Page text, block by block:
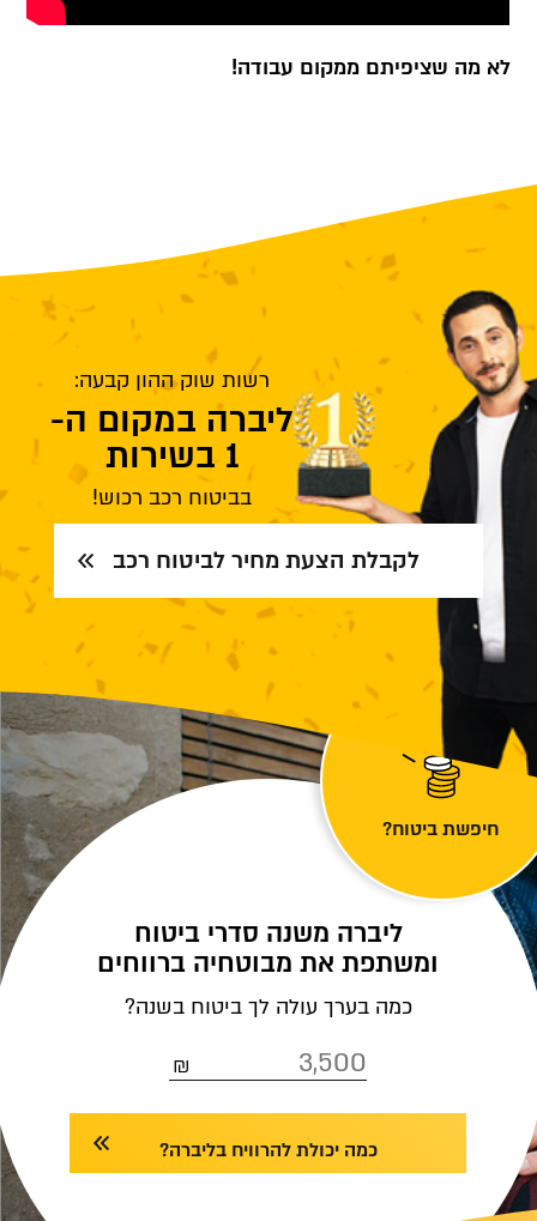
לא מה שציפיתם ממקום עבודה!
רשות שוק ההון קבעה:
ליברה במקום ה-
1 בשירות
בביטוח רכב רכוש!
לקבלת הצעת מחיר לביטוח רכב
חיפשת ביטוח?
ליברה משנה סדרי ביטוח
ומשתפת את מבוטחיה ברווחים
כמה בערך עולה לך ביטוח בשנה?
כמה יכולת להרוויח בליברה?